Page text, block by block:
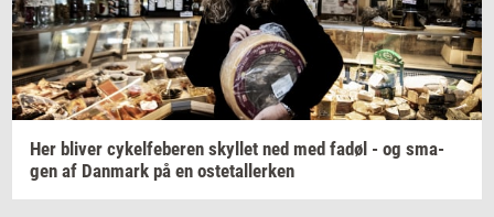
Her bli­ver cy­kel­fe­be­ren skyl­let ned med fadøl - og sma­
gen af Dan­mark på en oste­tal­ler­ken